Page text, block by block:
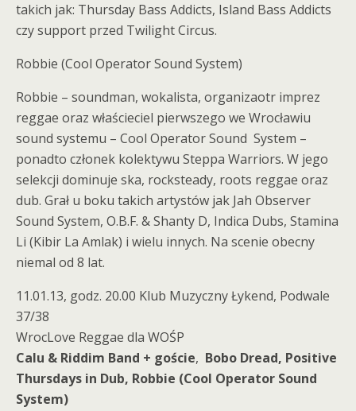
takich jak: Thursday Bass Addicts, Island Bass Addicts
czy support przed Twilight Circus.
Robbie (Cool Operator Sound System)
Robbie – soundman, wokalista, organizaotr imprez
reggae oraz właścieciel pierwszego we Wrocławiu
sound systemu – Cool Operator Sound System –
ponadto członek kolektywu Steppa Warriors. W jego
selekcji dominuje ska, rocksteady, roots reggae oraz
dub. Grał u boku takich artystów jak Jah Observer
Sound System, O.B.F. & Shanty D, Indica Dubs, Stamina
Li (Kibir La Amlak) i wielu innych. Na scenie obecny
niemal od 8 lat.
11.01.13, godz. 20.00 Klub Muzyczny Łykend, Podwale
37/38
WrocLove Reggae dla WOŚP
Calu & Riddim Band + goście, Bobo Dread, Positive
Thursdays in Dub, Robbie (Cool Operator Sound
System)